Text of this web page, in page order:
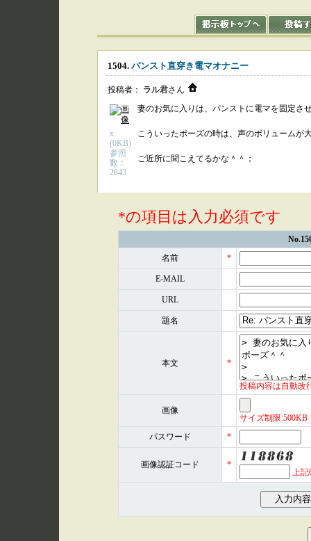
1504. パンスト直穿き電マオナニー
投稿者： ラル君さん
x
(0KB)
参照
数：
2843
妻のお気に入りは、パンストに電マを固定さ
こういったポーズの時は、声のボリュームが
ご近所に聞こえてるかな＾＾；
*の項目は入力必須です
名前 *
E-MAIL
URL
題名
本文 *
投稿内容は自動改
画像
サイズ制限
パスワード *
画像認証コード
*
上